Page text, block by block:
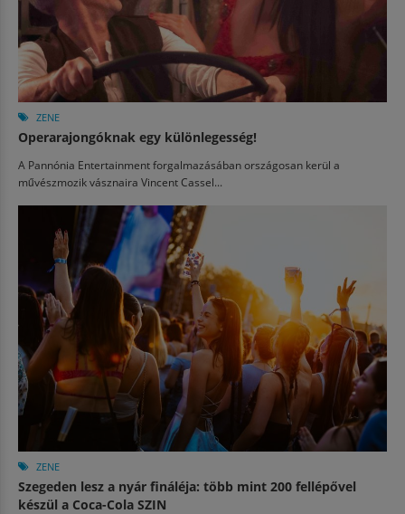
ZENE
Operarajongóknak egy különlegesség!
A Pannónia Entertainment forgalmazásában országosan kerül a
művészmozik vásznaira Vincent Cassel...
ZENE
Szegeden lesz a nyár fináléja: több mint 200 fellépővel
készül a Coca-Cola SZIN